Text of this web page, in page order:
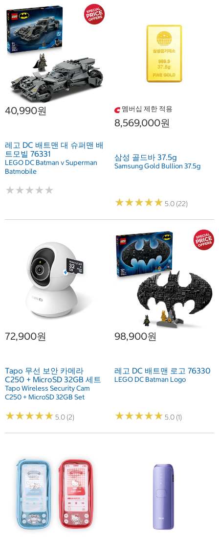
40,990원
레고 DC 배트맨 대 슈퍼맨 배
트모빌 76331
LEGO DC Batman v Superman
Batmobile
★★★★★
★★★★★
멤버십 제한 적용
8,569,000원
삼성 골드바 37.5g
Samsung Gold Bullion 37.5g
★★★★★
★★★★★ 5.0 (22)
72,900원
Tapo 무선 보안 카메라
C250 + MicroSD 32GB 세트
Tapo Wireless Security Cam
C250 + MicroSD 32GB Set
★★★★★
★★★★★ 5.0 (2)
98,900원
레고 DC 배트맨 로고 76330
LEGO DC Batman Logo
★★★★★
★★★★★ 5.0 (1)